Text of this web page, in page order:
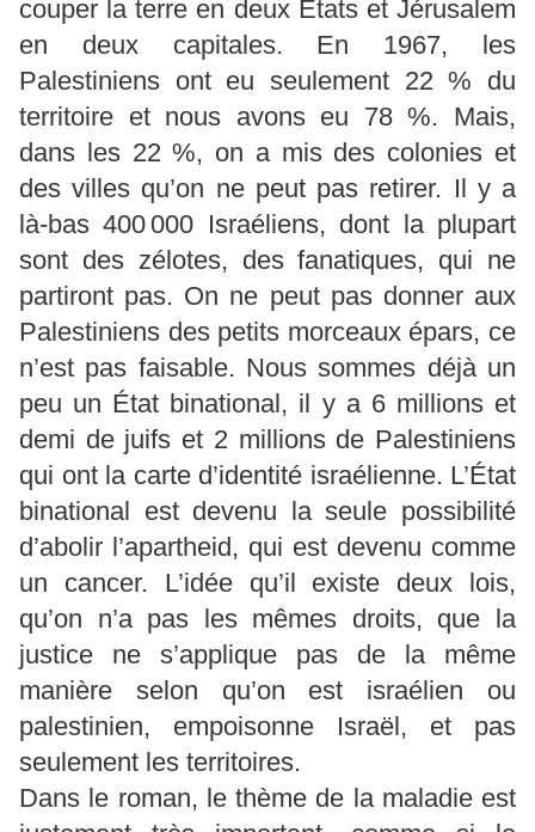
couper la terre en deux États et Jérusalem
en deux capitales. En 1967, les
Palestiniens ont eu seulement 22 % du
territoire et nous avons eu 78 %. Mais,
dans les 22 %, on a mis des colonies et
des villes qu’on ne peut pas retirer. Il y a
là-bas 400 000 Israéliens, dont la plupart
sont des zélotes, des fanatiques, qui ne
partiront pas. On ne peut pas donner aux
Palestiniens des petits morceaux épars, ce
n’est pas faisable. Nous sommes déjà un
peu un État binational, il y a 6 millions et
demi de juifs et 2 millions de Palestiniens
qui ont la carte d’identité israélienne. L’État
binational est devenu la seule possibilité
d’abolir l’apartheid, qui est devenu comme
un cancer. L’idée qu’il existe deux lois,
qu’on n’a pas les mêmes droits, que la
justice ne s’applique pas de la même
manière selon qu’on est israélien ou
palestinien, empoisonne Israël, et pas
seulement les territoires.
Dans le roman, le thème de la maladie est